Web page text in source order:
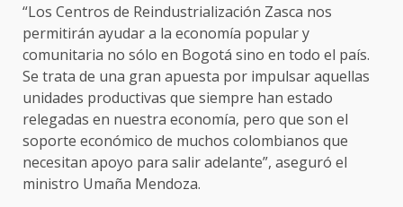
“Los Centros de Reindustrialización Zasca nos
permitirán ayudar a la economía popular y
comunitaria no sólo en Bogotá sino en todo el país.
Se trata de una gran apuesta por impulsar aquellas
unidades productivas que siempre han estado
relegadas en nuestra economía, pero que son el
soporte económico de muchos colombianos que
necesitan apoyo para salir adelante”, aseguró el
ministro Umaña Mendoza.